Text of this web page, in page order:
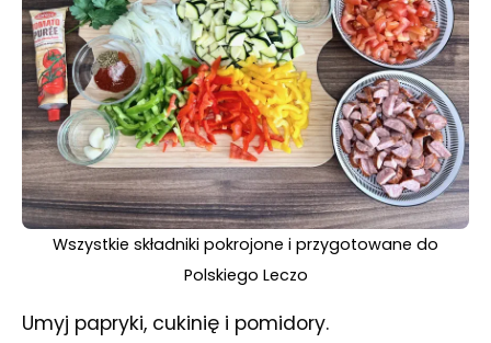
Wszystkie składniki pokrojone i przygotowane do
Polskiego Leczo
Umyj papryki, cukinię i pomidory.